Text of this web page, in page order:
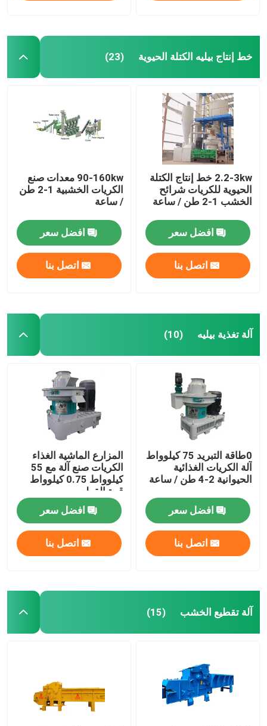
خط إنتاج بيليه الكتلة الحيوية (23)
2.2-3kw خط إنتاج الكتلة
الحيوية للكريات شرائح
الخشب 1-2 طن / ساعة
افضل سعر
اتصل بنا
90-160kw معدات صنع
الكريات الخشبية 1-2 طن
/ ساعة
افضل سعر
اتصل بنا
آلة تغذية بيليه (10)
0طاقة التبريد 75 كيلوواط
آلة الكريات الغذائية
الحيوانية 2-4 طن / ساعة
افضل سعر
اتصل بنا
المزارع الماشية الغذاء
الكريات صنع آلة مع 55
كيلوواط 0.75 كيلوواط
قوة القطع
افضل سعر
اتصل بنا
آلة تقطيع الخشب (15)